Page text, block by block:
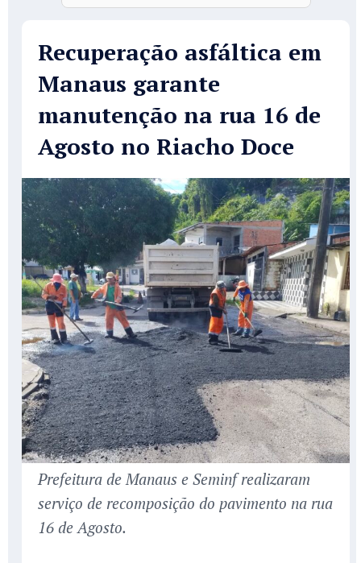
Recuperação asfáltica em
Manaus garante
manutenção na rua 16 de
Agosto no Riacho Doce
Prefeitura de Manaus e Seminf realizaram
serviço de recomposição do pavimento na rua
16 de Agosto.